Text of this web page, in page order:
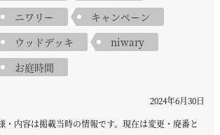
ニワリー
キャンペーン
ウッドデッキ
niwary
お庭時間
2024年6月30日
内容は掲載当時の情報です。現在は変更・廃番と